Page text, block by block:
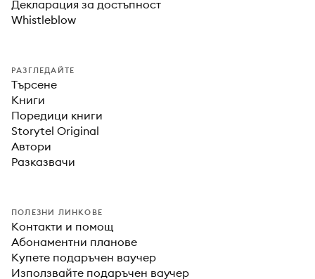
Декларация за достъпност
Whistleblow
РАЗГЛЕДАЙТЕ
Търсене
Книги
Поредици книги
Storytel Original
Автори
Разказвачи
ПОЛЕЗНИ ЛИНКОВЕ
Контакти и помощ
Абонаментни планове
Купете подаръчен ваучер
Използвайте подаръчен ваучер